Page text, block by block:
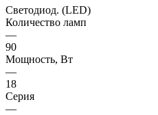
Светодиод. (LED)
Количество ламп
—
90
Мощность, Вт
—
18
Серия
—